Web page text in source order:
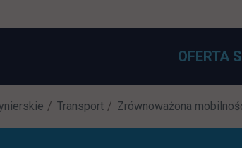
nawigacje
OFERTA
Transport Zrównoważona